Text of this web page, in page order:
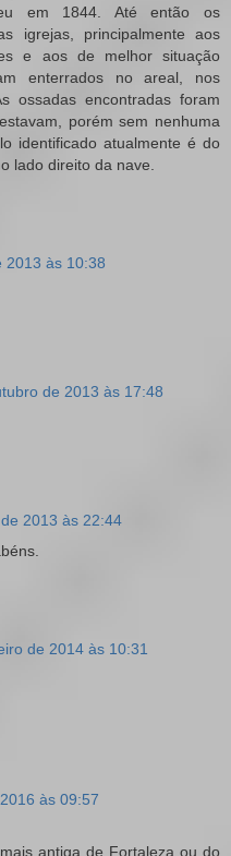
em 1844. Até então os
igrejas, principalmente aos
e aos de melhor situação
enterrados no areal, nos
ossadas encontradas foram
porém sem nenhuma
identificado atualmente é do
lado direito da nave.
2013 às 10:38
de 2013 às 17:48
2013 às 22:44
de 2014 às 10:31
às 09:57
antiga de Fortaleza ou do